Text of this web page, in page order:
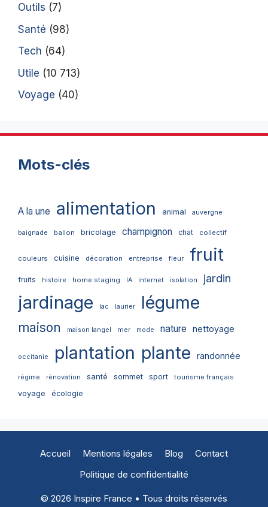
Outils (7)
Santé (98)
Tech (64)
Utile (10 713)
Voyage (40)
Mots-clés
A la une alimentation animal auvergne
baignade ballon bricolage champignon chat collectif
couleurs cuisine décoration entreprise fleur fruit
fruits histoire home staging IA internet isolation jardin
jardinage lac laurier légume
maison maison langel mer mode nature nettoyage
occitanie plantation plante randonnée
régime rénovation santé sommet sport tourisme français
voyage écologie
Accueil Mentions légales Blog
Contact
Politique de confidentialité
© 2026 Inspire France • Tous droits réservés